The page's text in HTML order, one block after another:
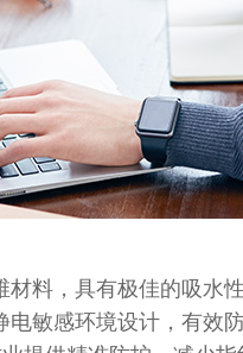
材料，具有极佳的吸水
电敏感环境设计，有效